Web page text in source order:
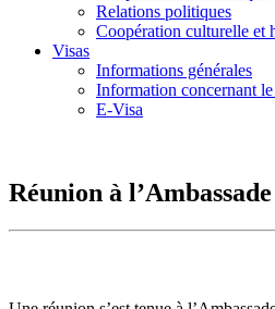
Relations politiques
Coopération culturelle et
Visas
Informations générales
Information concernant le
E-Visa
Réunion à